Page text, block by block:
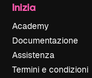
Inizia
Academy
Documentazione
Assistenza
Termini e condizioni